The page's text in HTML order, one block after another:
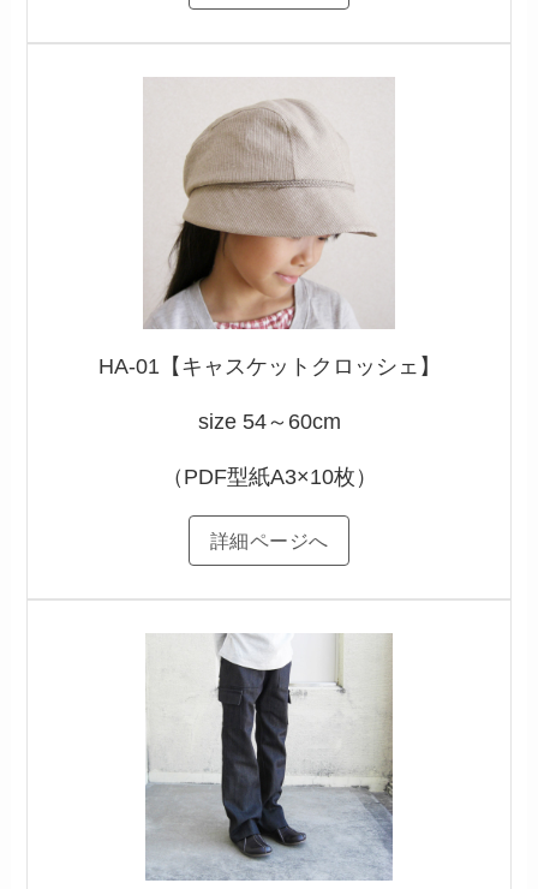
HA-01【キャスケットクロッシェ】
size 54～60cm
（PDF型紙A3×10枚）
詳細ページへ